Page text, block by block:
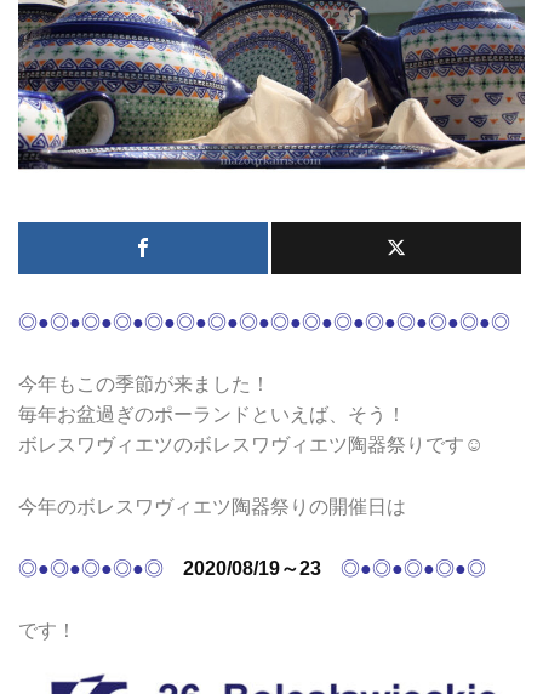
◎●◎●◎●◎●◎●◎●◎●◎●◎●◎●◎●◎●◎●◎●◎●◎
今年もこの季節が来ました！
毎年お盆過ぎのポーランドといえば、そう！
ボレスワヴィエツのボレスワヴィエツ陶器祭りです☺
今年のボレスワヴィエツ陶器祭りの開催日は
◎●◎●◎●◎●◎ 2020/08/19～23 ◎●◎●◎●◎●◎
です！